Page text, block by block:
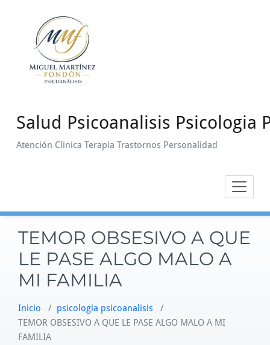
contenido
Salud Psicoanalisis Psicologia
Atención Clinica Terapia Trastornos Personalidad
TEMOR OBSESIVO A QUE
LE PASE ALGO MALO A
MI FAMILIA
Inicio / psicologia psicoanalisis /
TEMOR OBSESIVO A QUE LE PASE ALGO MALO A MI
FAMILIA